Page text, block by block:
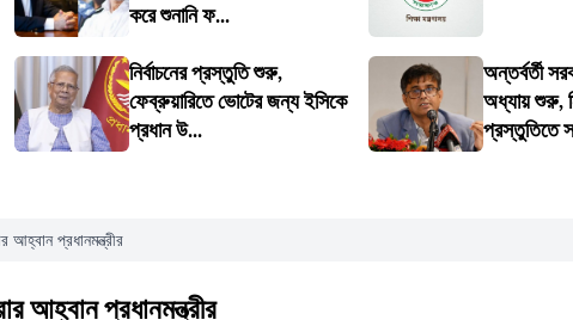
করে শুনানি ফ...
নির্বাচনের প্রস্তুতি শুরু,
ফেব্রুয়ারিতে ভোটের জন্য ইসিকে
প্রধান উ...
অন্তর্বর্তী
অধ্যায় শুরু,
প্রস্তুতিতে
আহ্বান প্রধানমন্ত্রীর
আহ্বান প্রধানমন্ত্রীর